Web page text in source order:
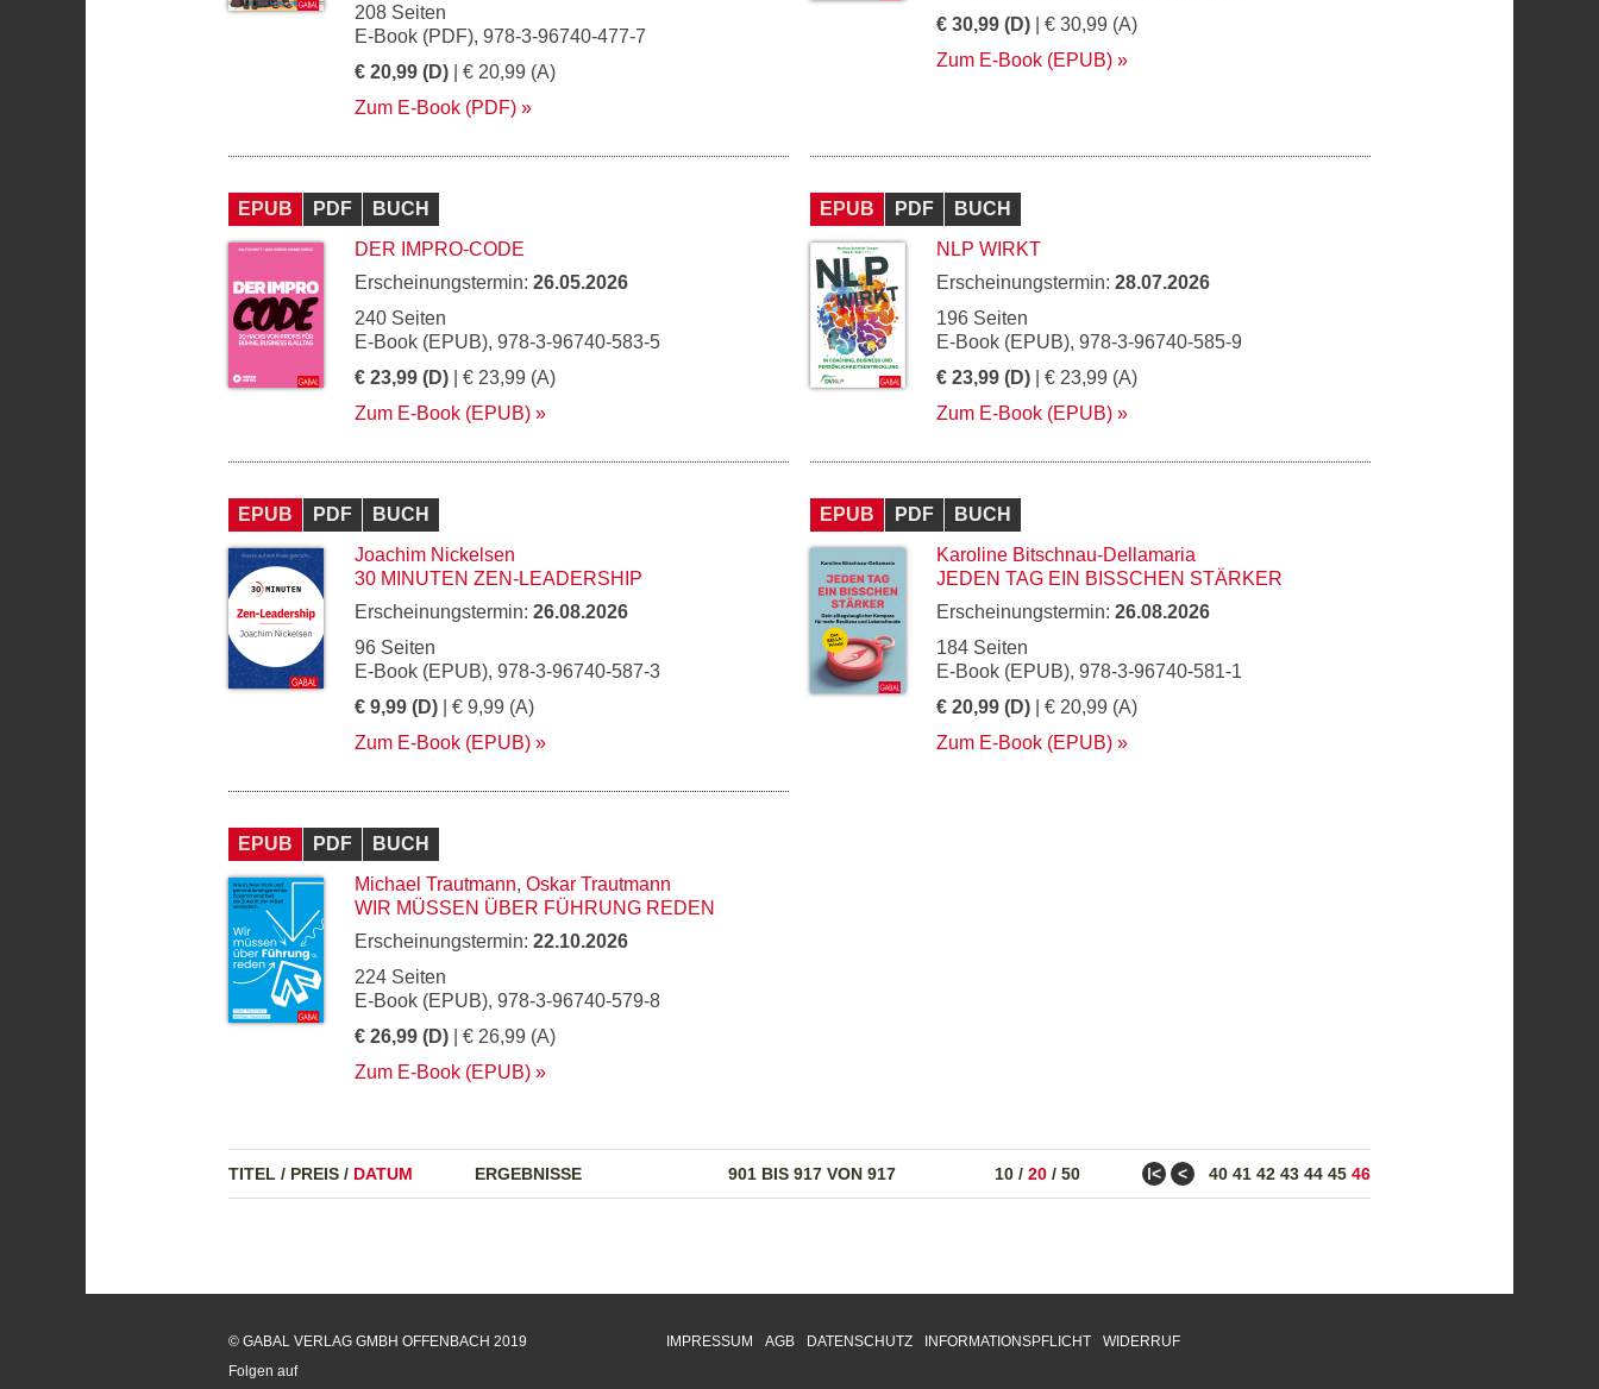
208 Seiten
E-Book (PDF), 978-3-96740-477-7
€ 20,99 (D) | € 20,99 (A)
Zum E-Book (PDF)
€ 30,99 (D) | € 30,99 (A)
Zum E-Book (EPUB)
EPUB PDF
BUCH
DER IMPRO-CODE
Erscheinungstermin: 26.05.2026
240 Seiten
E-Book (EPUB), 978-3-96740-583-5
€ 23,99 (D) | € 23,99 (A)
Zum E-Book (EPUB)
EPUB PDF
BUCH
NLP WIRKT
Erscheinungstermin: 28.07.2026
196 Seiten
E-Book (EPUB), 978-3-96740-585-9
€ 23,99 (D) | € 23,99 (A)
Zum E-Book (EPUB)
EPUB PDF
BUCH
Joachim Nickelsen
30 MINUTEN ZEN-LEADERSHIP
Erscheinungstermin: 26.08.2026
96 Seiten
E-Book (EPUB), 978-3-96740-587-3
€ 9,99 (D) | € 9,99 (A)
Zum E-Book (EPUB)
EPUB PDF
BUCH
Karoline Bitschnau-Dellamaria
JEDEN TAG EIN BISSCHEN STÄRKER
Erscheinungstermin: 26.08.2026
184 Seiten
E-Book (EPUB), 978-3-96740-581-1
€ 20,99 (D) | € 20,99 (A)
Zum E-Book (EPUB)
EPUB PDF
BUCH
Michael Trautmann, Oskar Trautmann
WIR MÜSSEN ÜBER FÜHRUNG REDEN
Erscheinungstermin: 22.10.2026
224 Seiten
E-Book (EPUB), 978-3-96740-579-8
€ 26,99 (D) | € 26,99 (A)
Zum E-Book (EPUB)
TITEL / PREIS / DATUM ERGEBNISSE 901 BIS 917 VON 917 10 / 20 / 50 ǀ< < 40 41 42 43 44 45 46
IMPRESSUM AGB DATENSCHUTZ INFORMATIONSPFLICHT WIDERRUF
© GABAL VERLAG GMBH OFFENBACH 2019
Folgen auf